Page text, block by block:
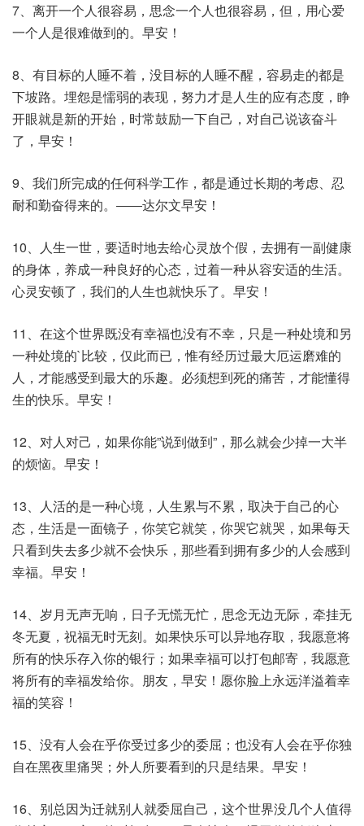
7、离开一个人很容易，思念一个人也很容易，但，用心爱
一个人是很难做到的。早安！
8、有目标的人睡不着，没目标的人睡不醒，容易走的都是
下坡路。埋怨是懦弱的表现，努力才是人生的应有态度，睁
开眼就是新的开始，时常鼓励一下自己，对自己说该奋斗
了，早安！
9、我们所完成的任何科学工作，都是通过长期的考虑、忍
耐和勤奋得来的。――达尔文早安！
10、人生一世，要适时地去给心灵放个假，去拥有一副健康
的身体，养成一种良好的心态，过着一种从容安适的生活。
心灵安顿了，我们的人生也就快乐了。早安！
11、在这个世界既没有幸福也没有不幸，只是一种处境和另
一种处境的`比较，仅此而已，惟有经历过最大厄运磨难的
人，才能感受到最大的乐趣。必须想到死的痛苦，才能懂得
生的快乐。早安！
12、对人对己，如果你能”说到做到”，那么就会少掉一大半
的烦恼。早安！
13、人活的是一种心境，人生累与不累，取决于自己的心
态，生活是一面镜子，你笑它就笑，你哭它就哭，如果每天
只看到失去多少就不会快乐，那些看到拥有多少的人会感到
幸福。早安！
14、岁月无声无响，日子无慌无忙，思念无边无际，牵挂无
冬无夏，祝福无时无刻。如果快乐可以异地存取，我愿意将
所有的快乐存入你的银行；如果幸福可以打包邮寄，我愿意
将所有的幸福发给你。朋友，早安！愿你脸上永远洋溢着幸
福的笑容！
15、没有人会在乎你受过多少的委屈；也没有人会在乎你独
自在黑夜里痛哭；外人所要看到的只是结果。早安！
16、别总因为迁就别人就委屈自己，这个世界没几个人值得